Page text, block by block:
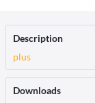
Description
plus
Downloads